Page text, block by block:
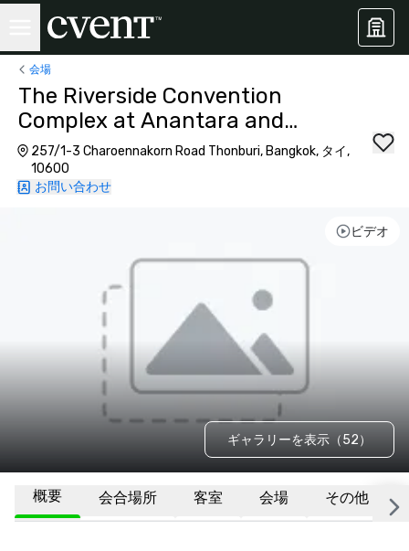
会場
The Riverside Convention
Complex at Anantara and
Avani+ Bangkok
257/1-3 Charoennakorn Road Thonburi, Bangkok, タイ,
10600
お問い合わせ
ビデオ
ギャラリーを表示（52）
概要 会合場所 客室 会場 その他